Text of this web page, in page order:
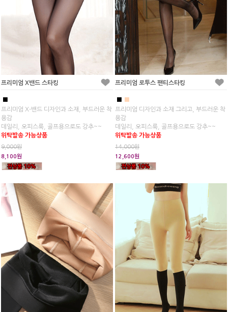
프리미엄 X밴드 스타킹
■
프리미엄 X-밴드 디자인과 소재, 부드러운 착
용감
데일리, 오피스룩, 골프용으로도 강추~~
위탁발송 가능상품
9,000원
8,100원
프리미엄 로투스 팬티스타킹
■
프리미엄 디자인과 소재 그리고, 부드러운 착
용감
데일리, 오피스룩, 골프용으로도 강추~~
위탁발송 가능상품
14,000원
12,600원